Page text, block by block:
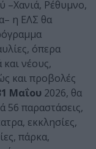
–Χανιά, Ρέθυμνο,
η ΕΛΣ θα
όπερα
και νέους,
και προβολές
Μαΐου 2026, θα
56 παραστάσεις,
εκκλησίες,
πάρκα,